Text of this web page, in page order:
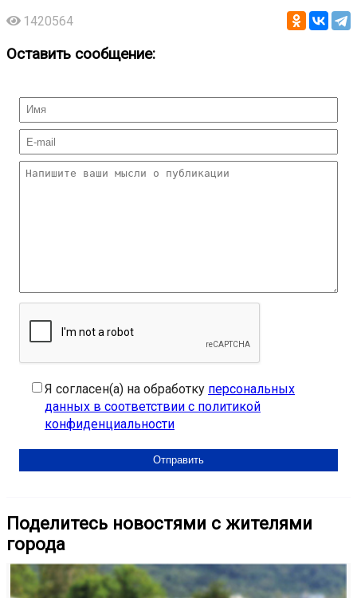
1420564
Оставить сообщение:
Я согласен(а) на обработку персональных
данных в соответствии с политикой
конфиденциальности
Поделитесь новостями с жителями
города